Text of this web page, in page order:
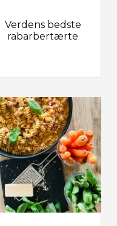
Verdens bedste
rabarbertærte